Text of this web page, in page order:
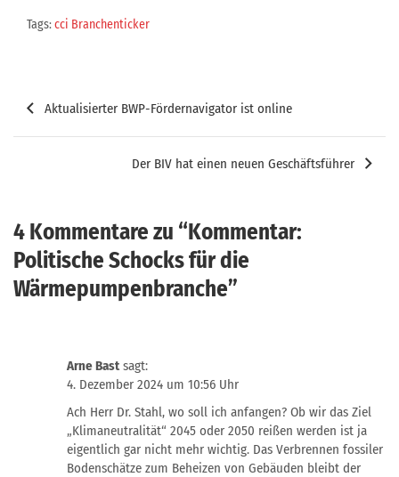
Tags:cci Branchenticker
Beitragsnavigation
Aktualisierter BWP-Fördernavigator ist online
Der BIV hat einen neuen Geschäftsführer
4 Kommentare zu “Kommentar:
Politische Schocks für die
Wärmepumpenbranche”
Arne Bast sagt:
4. Dezember 2024 um 10:56 Uhr
Ach Herr Dr. Stahl, wo soll ich anfangen? Ob wir das Ziel
„Klimaneutralität“ 2045 oder 2050 reißen werden ist ja
eigentlich gar nicht mehr wichtig. Das Verbrennen fossiler
Bodenschätze zum Beheizen von Gebäuden bleibt der